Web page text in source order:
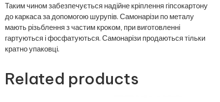
Таким чином забезпечується надійне кріплення гіпсокартону
до каркаса за допомогою шурупів. Самонарізи по металу
мають різьблення з частим кроком, при виготовленні
гартуються і фосфатуються. Самонарізи продаються тільки
кратно упаковці.
Related products